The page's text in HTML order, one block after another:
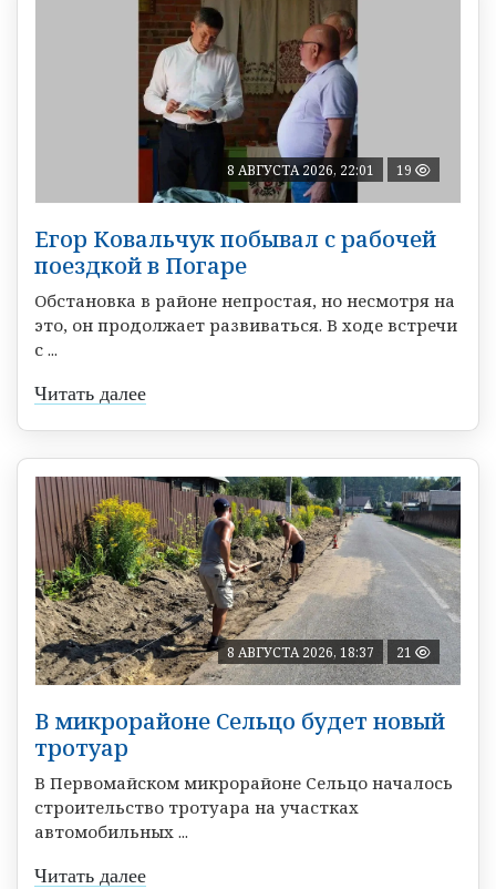
8 АВГУСТА 2026, 22:01 19
Егор Ковальчук побывал с рабочей
поездкой в Погаре
Обстановка в районе непростая, но несмотря на
это, он продолжает развиваться. В ходе встречи
с ...
Читать далее
8 АВГУСТА 2026, 18:37 21
В микрорайоне Сельцо будет новый
тротуар
В Первомайском микрорайоне Сельцо началось
строительство тротуара на участках
автомобильных ...
Читать далее